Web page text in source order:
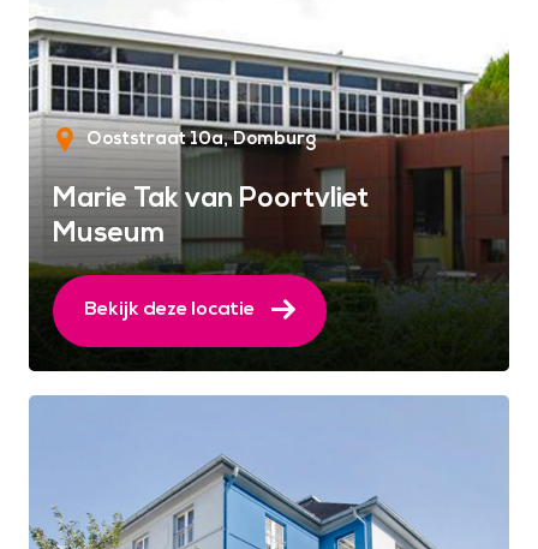
Ooststraat 10a Domburg
Marie Tak van Poortvliet
Museum
Bekijk deze locatie